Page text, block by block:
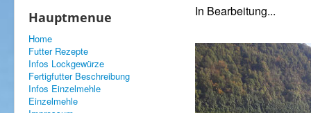
Hauptmenue
Home
Futter Rezepte
Infos Lockgewürze
Fertigfutter Beschreibung
Infos Einzelmehle
Einzelmehle
In Bearbeitung...